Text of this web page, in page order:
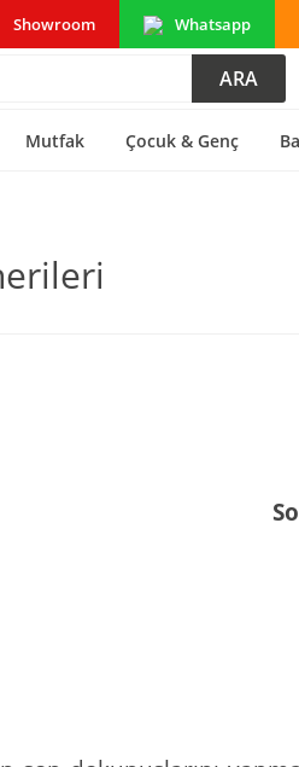
Showroom Whatsapp
ARA
Mutfak Çocuk & Genç